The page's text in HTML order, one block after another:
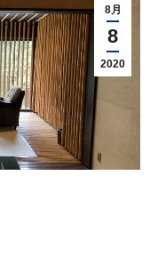
8月
8
2020